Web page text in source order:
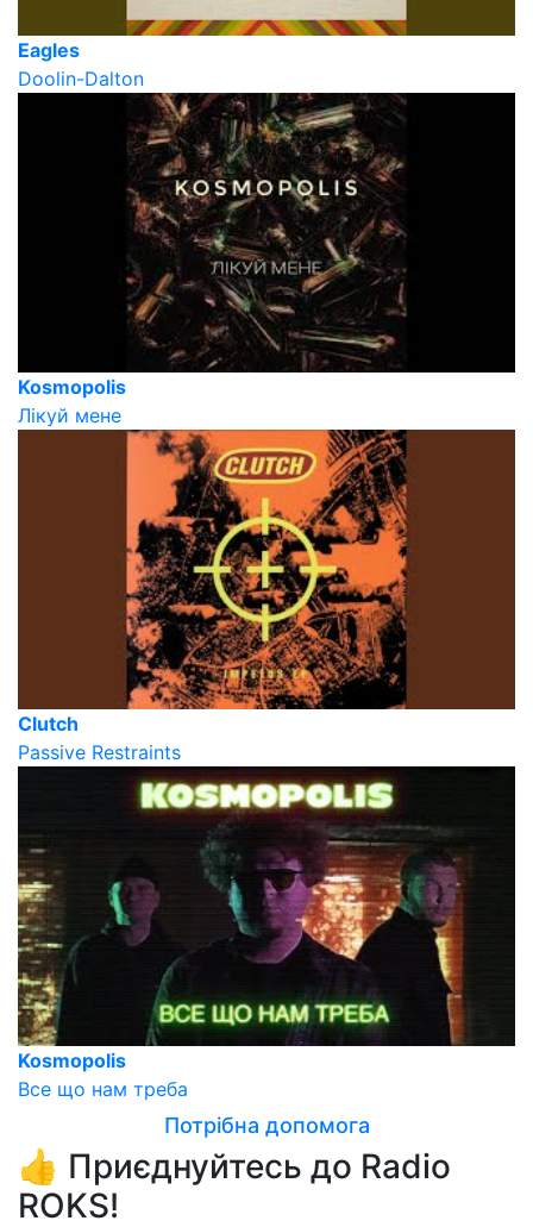
Eagles
Doolin-Dalton
Kosmopolis
Лікуй мене
Clutch
Passive Restraints
Kosmopolis
Все що нам треба
Потрібна допомога
👍 Приєднуйтесь до Radio
ROKS!